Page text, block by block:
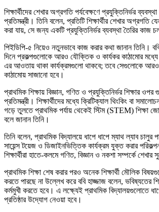
শিক্ষার্থীদের শেখার অগ্রগতি পর্যবেক্ষণে প্রযুক্তিনির্ভর
প্রতিমন্ত্রী। তিনি বলেন, প্রতিটি শিক্ষার্থীর শেখার অগ্রগতি
করা যায়, সে জন্য একটি প্রযুক্তিনির্ভর ব্যবস্থা তৈরির কাজ
পিইডিপি-৫ নিয়েও নতুনভাবে কাজ করার কথা জানান তিনি।
দিনে প্রকল্পগুলোকে আরও যৌক্তিক ও কার্যকর কাঠামোর
এর আওতায় থাকা কার্যক্রমগুলো থাকবে; তবে সেগুলোকে আরও
কাঠামোয় সাজানো হবে।
প্রাথমিক শিক্ষায় বিজ্ঞান, গণিত ও প্রযুক্তিনির্ভর শিক্ষার
প্রতিমন্ত্রী। শিক্ষার্থীদের মধ্যে ক্রিটিক্যাল থিংকিং বা
গড়ে তুলতে প্রাথমিক পর্যায় থেকেই স্টিম (STEM) শিক্ষা
বলে জানান তিনি।
তিনি বলেন, প্রাথমিক বিদ্যালয়ে ধাপে ধাপে ম্যাথ ল্যাব চালুর
সায়েন্স টয়েজ ও ডিজাইনভিত্তিক কার্যক্রম যুক্ত করার
শিক্ষার্থীরা হাতে-কলমে গণিত, বিজ্ঞান ও নকশা সম্পর্কে শেখার
প্রাথমিক শিক্ষা শেষ করার পরও অনেক শিক্ষার্থী মৌলিক
করতে পারছে না উল্লেখ করে ববি হাজ্জাজ বলেন, ভবিষ্যতের
কর্মমুখী করতে হবে। এ লক্ষ্যেই প্রাথমিক বিদ্যালয়গুলোতে
প্রতিষ্ঠার উদ্যোগ নেওয়া হবে।